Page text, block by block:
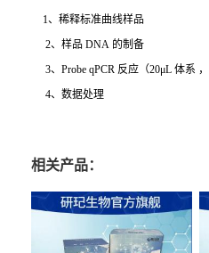
1、稀释标准曲线样品
2、样品 DNA 的制备
3、Probe qPCR 反应（20μL 体系
4、数据处理
相关产品：